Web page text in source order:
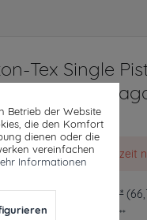
Tex Single
Tasche
Dieser Artikel steht derzeit
€ * 37,90 € *
ab 49€ versandkostenfrei**
Betrieb der Website
die den Komfort
dienen oder die
vereinfachen
Informationen